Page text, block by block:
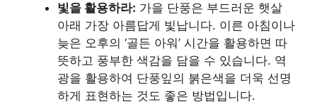
빛을 활용하라: 가을 단풍은 부드러운 햇살
아래 가장 아름답게 빛납니다. 이른 아침이나
늦은 오후의 ‘골든 아워’ 시간을 활용하면 따
뜻하고 풍부한 색감을 담을 수 있습니다. 역
광을 활용하여 단풍잎의 붉은색을 더욱 선명
하게 표현하는 것도 좋은 방법입니다.